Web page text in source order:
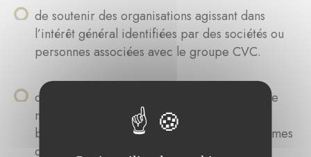
de soutenir des organisations agissant dans
l’intérêt général identifiées par des sociétés ou
personnes associées avec le groupe CVC.
d’encourager la participation et le soutien de
notre personnel à faire un don ou de fournir
bénévolement des compétences aux organismes
de bienfaisance que nous soutenons.